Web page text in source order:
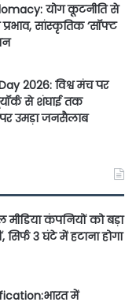
योग कूटनीति से
सांस्कृतिक ‘सॉफ्ट
2026: विश्व मंच पर
से शंघाई तक
पर उमड़ा जनसैलाब
मीडिया कंपनियों को बड़ा
3 घंटे में हटाना होगा
में